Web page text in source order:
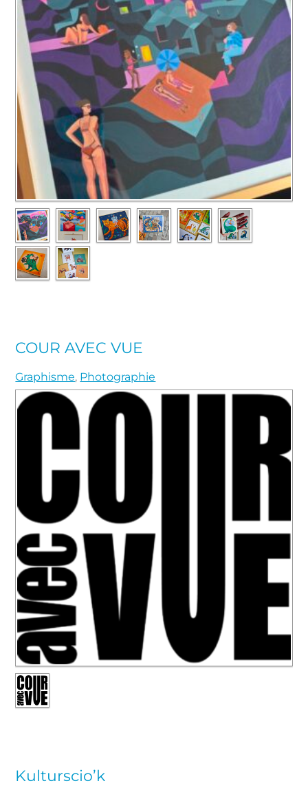
COUR AVEC VUE
Graphisme, Photographie
Kulturscio’k